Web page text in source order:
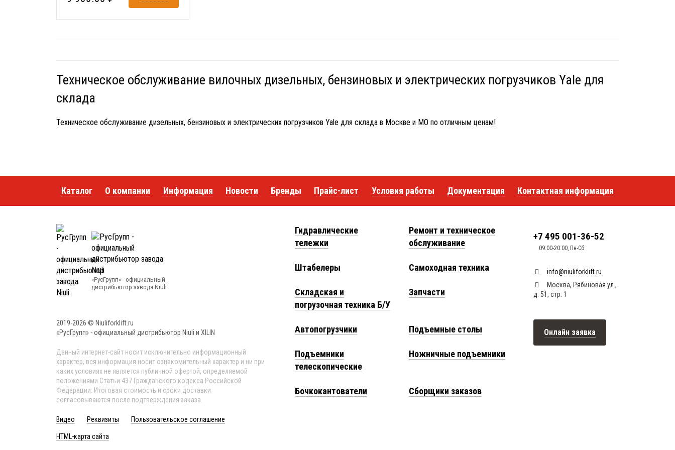
Техническое обслуживание вилочных дизельных, бензиновых и электрических погрузчиков Yale для
склада
Техническое обслуживание дизельных, бензиновых и электрических погрузчиков Yale для склада в Москве и МО по отличным ценам!
Каталог О компании Информация Новости Бренды Прайс-лист Условия работы Документация Контактная информация
«РусГрупп» - официальный
диcтрибьютор завода Niuli
2019-2026 © Niuliforklift.ru
«РусГрупп» - официальный диcтрибьютор Niuli и XILIN
Данный интернет-сайт носит исключительно информационный
характер, вся информация носит ознакомительный характер и ни при
каких условиях не является публичной офертой, определяемой
положениями Статьи 437 Гражданского кодекса Российской
Федерации. Итоговая стоимость и сроки доставки
согласовываются после подтверждения заказа.
Видео Реквизиты Пользовательское соглашение
HTML-карта сайта
Гидравлические
тележки
Ремонт и техническое
обслуживание
Штабелеры Самоходная техника
Складская и
погрузочная техника Б/У
Запчасти
Автопогрузчики Подъемные столы
Подъемники
телескопические
Ножничные подъемники
Бочкокантователи Сборщики заказов
+7 495 001-36-52
09:00-20:00, Пн-Сб
info@niuliforklift.ru
Москва, Рябиновая ул.,
д. 51, стр. 1
Онлайн заявка